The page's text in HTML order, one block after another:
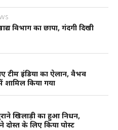
विभाग का छापा, गंदगी दिखी
टीम इंडिया का ऐलान, वैभव
शामिल किया गया
खिलाड़ी का हुआ निधन,
के लिए किया पोस्ट